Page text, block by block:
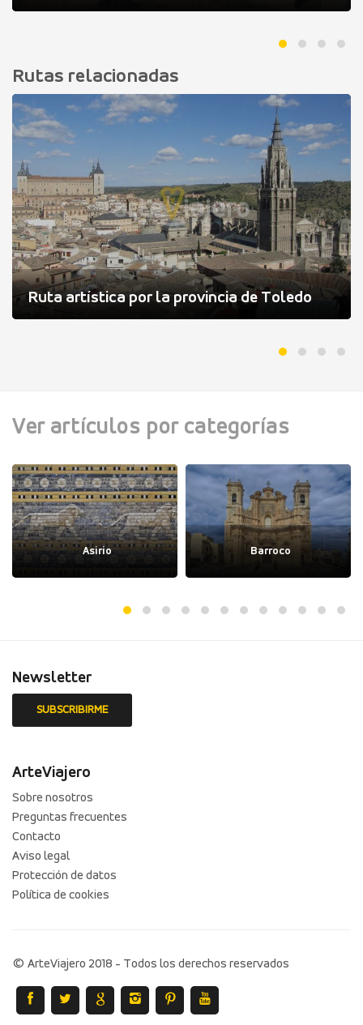
Rutas relacionadas
Ruta artística por la provincia de Toledo
Ver artículos por categorías
Asirio Barroco
Newsletter
ArteViajero
Sobre nosotros
Preguntas frecuentes
Contacto
Aviso legal
Protección de datos
Política de cookies
© ArteViajero 2018 - Todos los derechos reservados